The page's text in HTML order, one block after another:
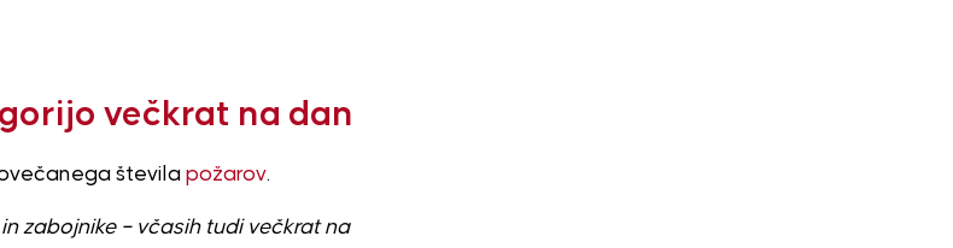
večkrat na dan
števila požarov.
zabojnike – včasih tudi večkrat na